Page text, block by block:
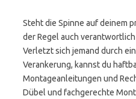
Steht die Spinne auf deinem
der Regel auch
Verletzt sich jemand durch
Verankerung, kannst du
Montageanleitungen und
Dübel und fachgerechte